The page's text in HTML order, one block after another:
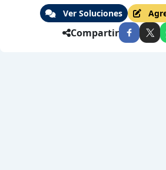
Ver Soluciones
Compartir